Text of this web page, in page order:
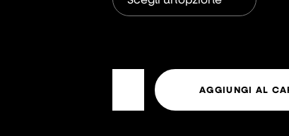
AGGIUNGI AL